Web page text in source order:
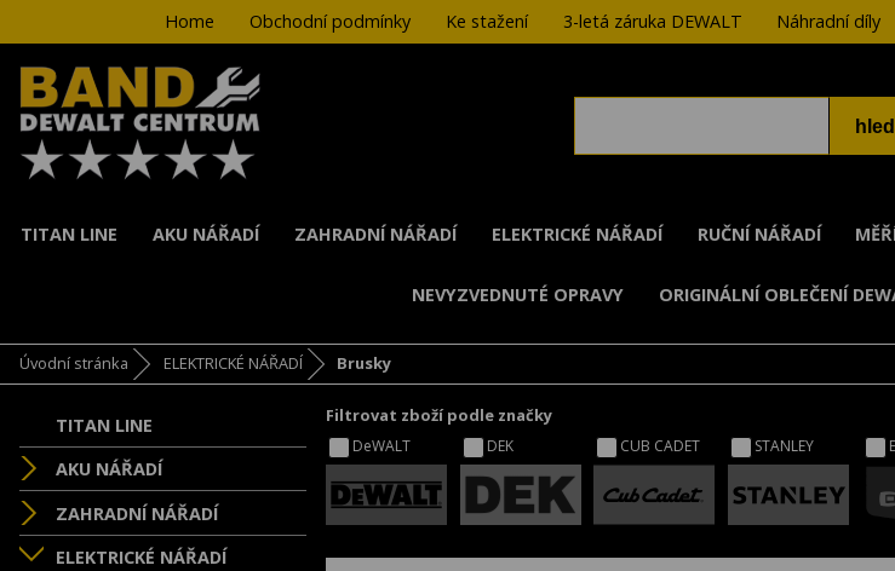
Home Obchodní podmínky Ke stažení 3-letá záruka DEWALT Náhradní díly
TITAN LINE AKU NÁŘADÍ ZAHRADNÍ NÁŘADÍ ELEKTRICKÉ NÁŘADÍ RUČNÍ NÁŘADÍ
NEVYZVEDNUTÉ OPRAVY ORIGINÁLNÍ OBLEČENÍ
Úvodní stránka ELEKTRICKÉ NÁŘADÍ Brusky
TITAN LINE
AKU NÁŘADÍ
ZAHRADNÍ NÁŘADÍ
ELEKTRICKÉ NÁŘADÍ
Filtrovat zboží podle značky
DeWALT DEK CUB CADET STANLEY